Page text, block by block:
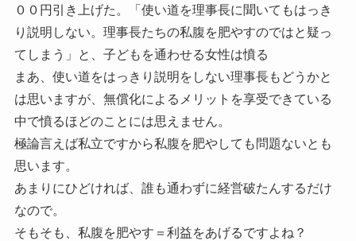
００円引き上げた。「使い道を理事長に聞いてもはっき
り説明しない。理事長たちの私腹を肥やすのではと疑っ
てしまう」と、子どもを通わせる女性は憤る
まあ、使い道をはっきり説明をしない理事長もどうかと
は思いますが、無償化によるメリットを享受できている
中で憤るほどのことには思えません。
極論言えば私立ですから私腹を肥やしても問題ないとも
思います。
あまりにひどければ、誰も通わずに経営破たんするだけ
なので。
そもそも、私腹を肥やす＝利益をあげるですよね？